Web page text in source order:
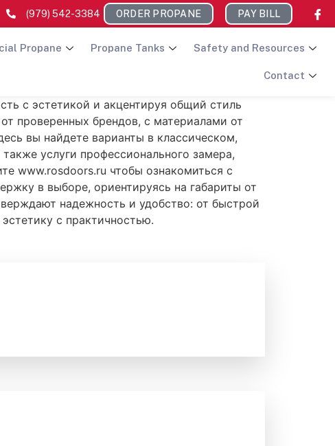
(979) 542-3384 ORDER PROPANE PAY BILL
Propane Propane Tanks Safety and Resources
Contact
с эстетикой и акцентируя общий стиль
проверенных брендов, с материалами от
вы найдете варианты в классическом,
услуги профессионального замера,
www.rosdoors.ru чтобы ознакомиться с
в выборе, ориентируясь на габариты от
надежность и удобство: от быстрой
с практичностью.